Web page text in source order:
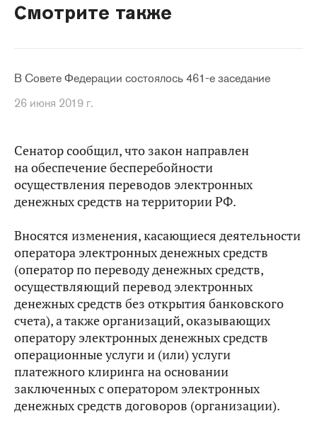
Смотрите также
В Совете Федерации состоялось 461-е заседание
26 июня 2019 г.
Сенатор сообщил, что закон направлен
на обеспечение бесперебойности
осуществления переводов электронных
денежных средств на территории РФ.
Вносятся изменения, касающиеся деятельности
оператора электронных денежных средств
(оператор по переводу денежных средств,
осуществляющий перевод электронных
денежных средств без открытия банковского
счета), а также организаций, оказывающих
оператору электронных денежных средств
операционные услуги и (или) услуги
платежного клиринга на основании
заключенных с оператором электронных
денежных средств договоров (организации).